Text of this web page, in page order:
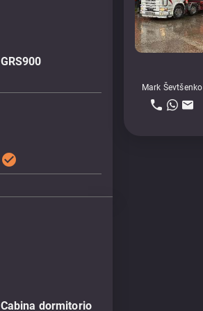
GRS900
check_circle
Cabina dormitorio
Mark Ševtšenko